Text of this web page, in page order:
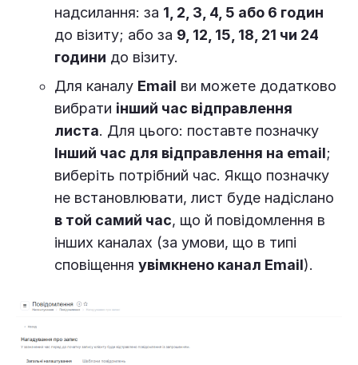
надсилання: за 1, 2, 3, 4, 5 або 6 годин
до візиту; або за 9, 12, 15, 18, 21 чи 24
години до візиту.
Для каналу Email ви можете додатково
вибрати інший час відправлення
листа. Для цього: поставте позначку
Інший час для відправлення на email;
виберіть потрібний час. Якщо позначку
не встановлювати, лист буде надіслано
в той самий час, що й повідомлення в
інших каналах (за умови, що в типі
сповіщення увімкнено канал Email).